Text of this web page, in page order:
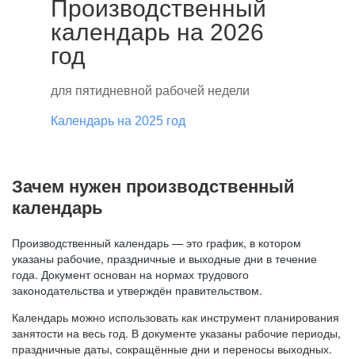
Производственный
календарь на 2026
год
для пятидневной рабочей недели
Календарь на 2025 год
Зачем нужен производственный
календарь
Производственный календарь — это график, в котором
указаны рабочие, праздничные и выходные дни в течение
года. Документ основан на нормах трудового
законодательства и утверждён правительством.
Календарь можно использовать как инструмент планирования
занятости на весь год. В документе указаны рабочие периоды,
праздничные даты, сокращённые дни и переносы выходных.